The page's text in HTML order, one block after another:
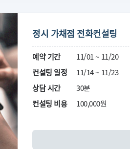
정시 가채점 전화컨설팅
예약 기간
11/01 ~ 11/20
컨설팅 일정
11/14 ~ 11/23
상담 시간
30분
컨설팅 비용
100,000원